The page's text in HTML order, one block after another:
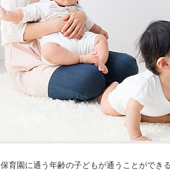
保育園に通う年齢の子どもが通うことができ